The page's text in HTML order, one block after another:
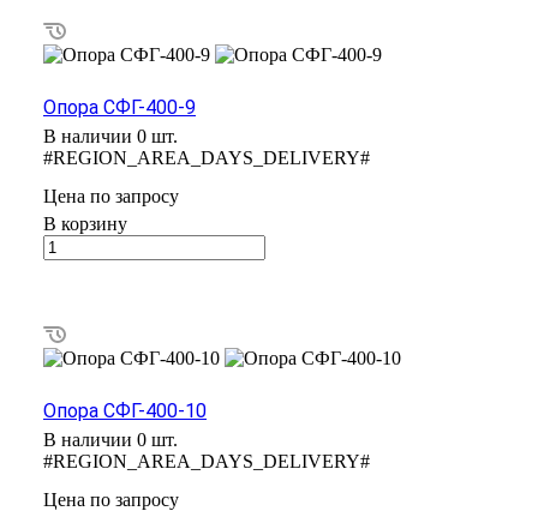
Опора СФГ-400-9
В наличии 0 шт.
#REGION_AREA_DAYS_DELIVERY#
Цена по запросу
В корзину
Опора СФГ-400-10
В наличии 0 шт.
#REGION_AREA_DAYS_DELIVERY#
Цена по запросу